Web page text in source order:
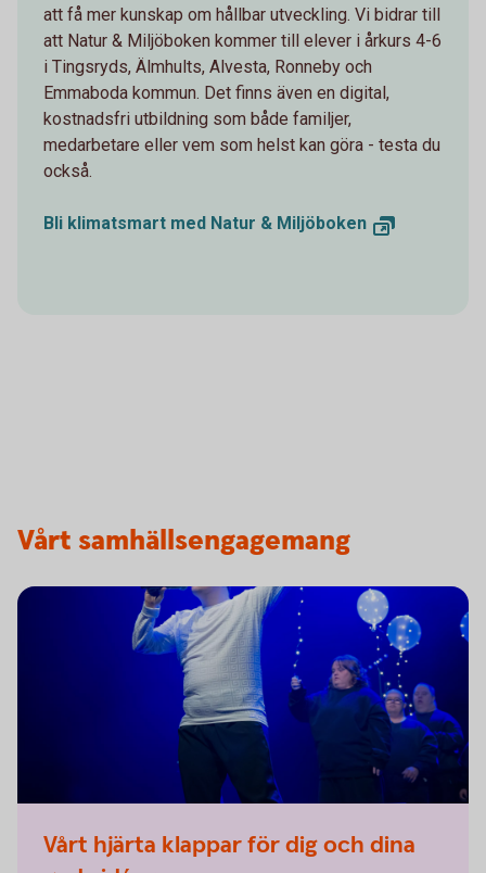
att få mer kunskap om hållbar utveckling. Vi bidrar till
att Natur & Miljöboken kommer till elever i årkurs 4-6
i Tingsryds, Älmhults, Alvesta, Ronneby och
Emmaboda kommun. Det finns även en digital,
kostnadsfri utbildning som både familjer,
medarbetare eller vem som helst kan göra - testa du
också.
Bli klimatsmart med Natur & Miljöboken
Vårt samhällsengagemang
Vårt hjärta klappar för dig och dina